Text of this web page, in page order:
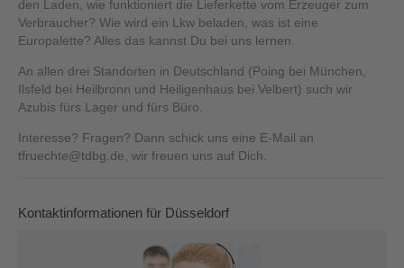
den Laden, wie funktioniert die Lieferkette vom Erzeuger zum
Verbraucher? Wie wird ein Lkw beladen, was ist eine
Europalette? Alles das kannst Du bei uns lernen.
An allen drei Standorten in Deutschland (Poing bei München,
Ilsfeld bei Heilbronn und Heiligenhaus bei Velbert) such wir
Azubis fürs Lager und fürs Büro.
Interesse? Fragen? Dann schick uns eine E-Mail an
tfruechte@tdbg.de, wir freuen uns auf Dich.
Kontaktinformationen für Düsseldorf